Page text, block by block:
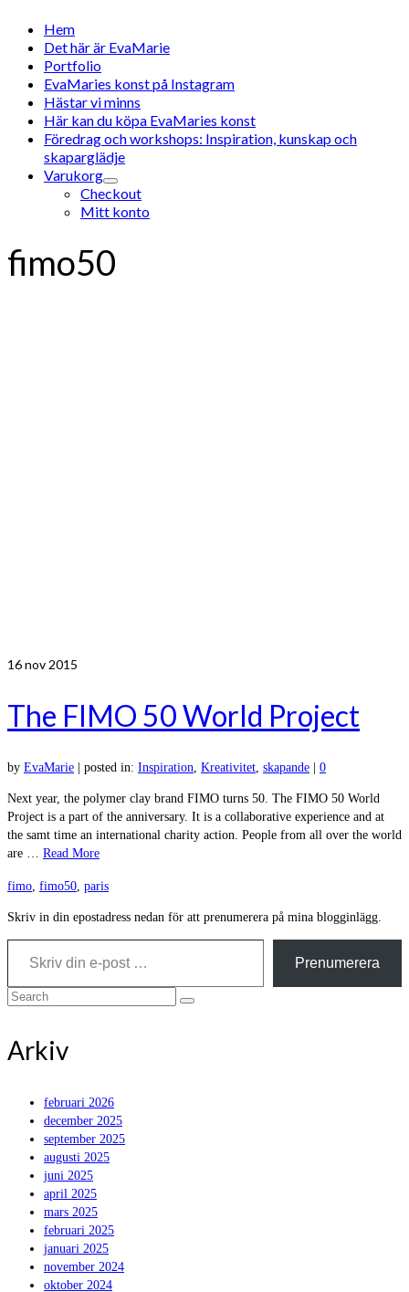
Hem
Det här är EvaMarie
Portfolio
EvaMaries konst på Instagram
Hästar vi minns
Här kan du köpa EvaMaries konst
Föredrag och workshops: Inspiration, kunskap och
skaparglädje
Varukorg
Checkout
Mitt konto
fimo50
16nov 2015
The FIMO 50 World Project
by EvaMarie posted in: Inspiration, Kreativitet, skapande 0
Next year, the polymer clay brand FIMO turns 50. The FIMO 50 World
Project is a part of the anniversary. It is a collaborative experience and at
the samt time an international charity action. People from all over the world
are … Read More
fimo, fimo50, paris
Skriv in din epostadress nedan för att prenumerera på mina blogginlägg.
Skriv din e-post …
Prenumerera
Search
Arkiv
februari 2026
december 2025
september 2025
augusti 2025
juni 2025
april 2025
mars 2025
februari 2025
januari 2025
november 2024
oktober 2024